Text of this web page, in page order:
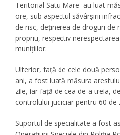
Teritorial Satu Mare au luat
ore, sub aspectul săvârșirii
de risc, deținerea de droguri de
propriu, respectiv
munițiilor.
Ulterior, față de cele două
ani, a fost luată măsura
zile, iar față de cea de-a treia,
controlului judiciar pentru 60 de
Suportul de specialitate a fost